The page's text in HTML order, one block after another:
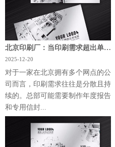
北京印刷厂：当印刷需求超出单一车间
2025-12-20
对于一家在北京拥有多个网点的公
司而言，印刷需求往往是分散且持
续的。总部可能需要制作年度报告
和专用信封...